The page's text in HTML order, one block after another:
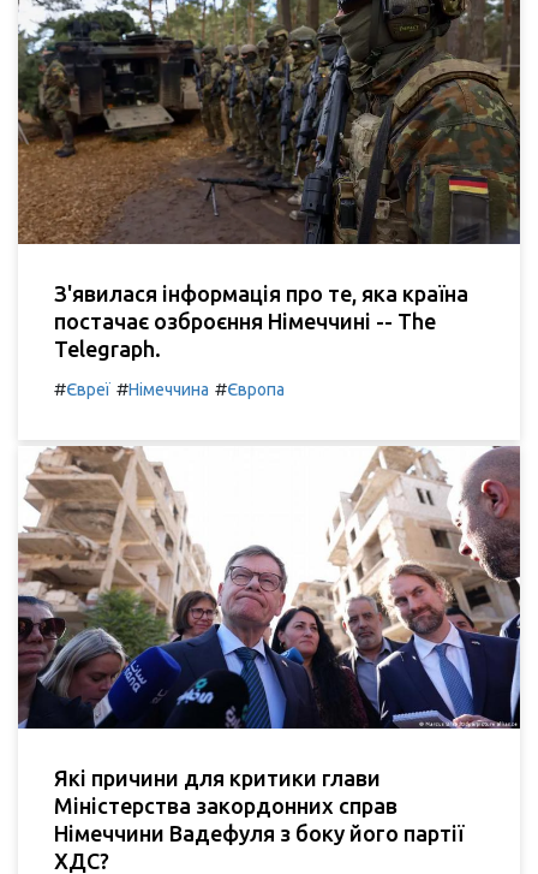
З'явилася інформація про те, яка країна
постачає озброєння Німеччині -- The
Telegraph.
#Євреї #Німеччина #Європа
Які причини для критики глави
Міністерства закордонних справ
Німеччини Вадефуля з боку його партії
ХДС?